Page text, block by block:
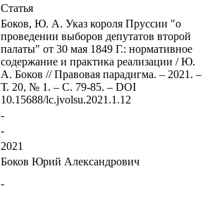
Статья
Боков, Ю. А. Указ короля Пруссии "о
проведении выборов депутатов второй
палаты" от 30 мая 1849 Г.: нормативное
содержание и практика реализации / Ю.
А. Боков // Правовая парадигма. – 2021. –
Т. 20, № 1. – С. 79-85. – DOI
10.15688/lc.jvolsu.2021.1.12
-
-
2021
Боков Юрий Александрович
-